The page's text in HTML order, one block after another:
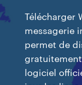
Télécharger
messagerie
permet de
logiciel